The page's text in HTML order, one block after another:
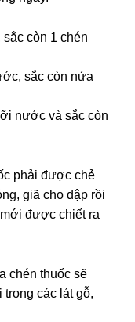
còn 1 chén
sắc còn nửa
nước và sắc còn
phải được chẻ
giã cho dập rồi
được chiết ra
chén thuốc sẽ
các lát gỗ,